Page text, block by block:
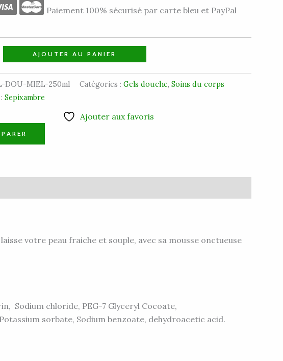
Paiement 100% sécurisé par carte bleu et PayPal
AJOUTER AU PANIER
DOU-MIEL-250ml Catégories : Gels douche, Soins du corps
Sepixambre
Ajouter aux favoris
votre peau fraiche et souple, avec sa mousse onctueuse
Sodium chloride, PEG-7 Glyceryl Cocoate,
sorbate, Sodium benzoate, dehydroacetic acid.